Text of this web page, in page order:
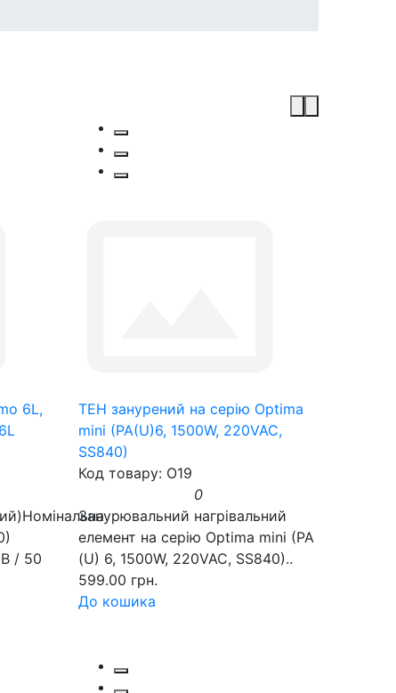
6L,
/ 50
ТЕН занурений на серію Optima
mini (PA(U)6, 1500W, 220VAC,
SS840)
Код товару: O19
0
Занурювальний нагрівальний
елемент на серію Optima mini (PA
(U) 6, 1500W, 220VAC, SS840)..
599.00 грн.
До кошика